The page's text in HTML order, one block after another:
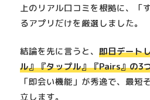
上のリアル口コミを根拠に、「
るアプリだけを厳選しました。
結論を先に言うと、即日デート
ル』『タップル』『Pairs』の3
「即会い機能」が秀逸で、最短
立します。